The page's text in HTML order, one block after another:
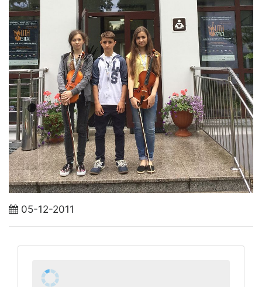
05-12-2011